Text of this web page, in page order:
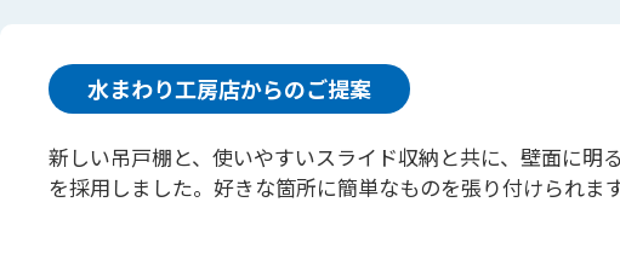
水まわり工房店からのご提案
新しい吊戸棚と、使いやすいスライド収納と共に、壁面に明
を採用しました。好きな箇所に簡単なものを張り付けられま